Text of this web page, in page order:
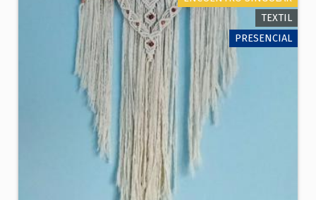
TEXTIL
PRESENCIAL